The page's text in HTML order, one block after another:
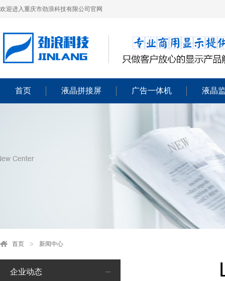
欢迎进入重庆市劲浪科技有限公司官网
首页 液晶拼接屏 广告一体机 液晶
首页 新闻中心
企业动态